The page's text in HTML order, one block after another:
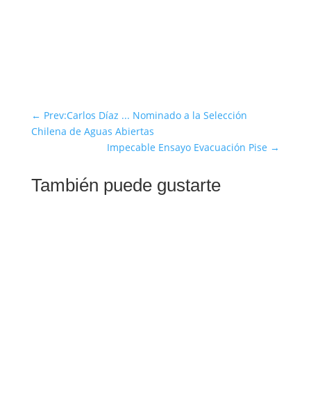
← Prev:Carlos Díaz ... Nominado a la Selección
Chilena de Aguas Abiertas
Impecable Ensayo Evacuación Pise →
También puede gustarte